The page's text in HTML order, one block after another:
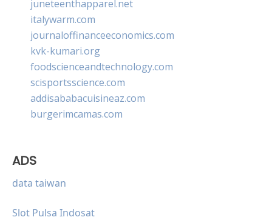
juneteenthapparel.net
italywarm.com
journaloffinanceeconomics.com
kvk-kumari.org
foodscienceandtechnology.com
scisportsscience.com
addisababacuisineaz.com
burgerimcamas.com
ADS
data taiwan
Slot Pulsa Indosat